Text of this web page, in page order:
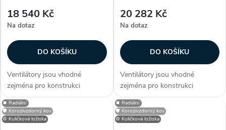
18 540 Kč
Na dotaz
DO KOŠÍKU
Ventilátory jsou vhodné
zejména pro konstrukci
klimatizačních a větracích
jednotek, dveřních a vratových
clon, případně dalších
20 282 Kč
Na dotaz
DO KOŠÍKU
Ventilátory jsou vhodné
zejména pro konstrukci
klimatizačních a větracích
jednotek, dveřních a vratových
clon, případně dalších
⚙️ Kuličková ložiska
⏹️ Radiální
🛡️ Korozivzdorný kov
⚙️ Kuličková ložiska
⏹️ Radiální
🛡️ Korozivzdorný kov